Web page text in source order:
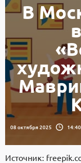
В
08 октября 2025 14:40
Источник: